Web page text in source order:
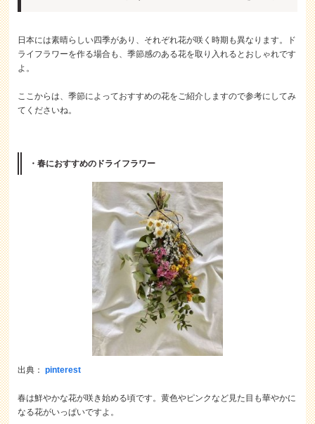
日本には素晴らしい四季があり、それぞれ花が咲く時期も異なります。ド
ライフラワーを作る場合も、季節感のある花を取り入れるとおしゃれです
よ。
ここからは、季節によっておすすめの花をご紹介しますので参考にしてみ
てくださいね。
・春におすすめのドライフラワー
出典：pinterest
春は鮮やかな花が咲き始める頃です。黄色やピンクなど見た目も華やかに
なる花がいっぱいですよ。